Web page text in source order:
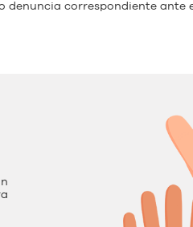
denuncia correspondiente ante